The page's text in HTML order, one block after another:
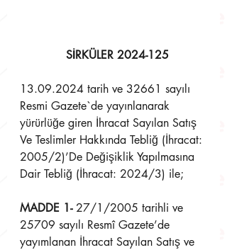
SİRKÜLER 2024-125
13.09.2024 tarih ve 32661 sayılı
Resmi Gazete`de yayınlanarak
yürürlüğe giren İhracat Sayılan Satış
Ve Teslimler Hakkında Tebliğ (İhracat:
2005/2)’De Değişiklik Yapılmasına
Dair Tebliğ (İhracat: 2024/3) ile;
MADDE 1- 27/1/2005 tarihli ve
25709 sayılı Resmî Gazete’de
yayımlanan İhracat Sayılan Satış ve